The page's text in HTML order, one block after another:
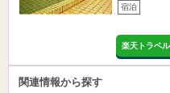
宿泊
楽天トラベ
関連情報から探す